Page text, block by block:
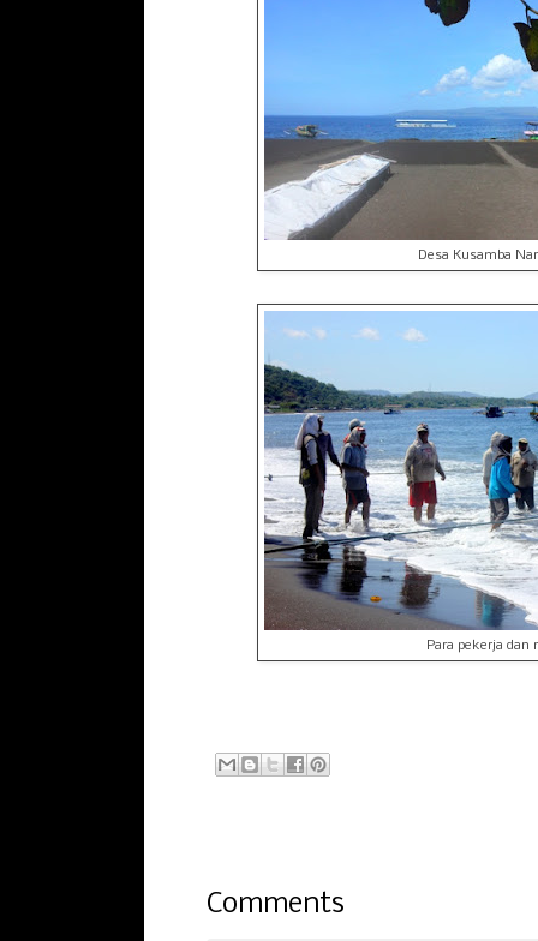
Desa Kusamba
Para pekerja dan
Comments